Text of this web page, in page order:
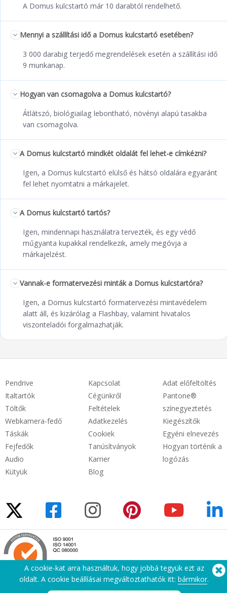
A Domus kulcstartó már 10 darabtól rendelhető.
Mennyi a szállítási idő a Domus kulcstartó esetében?
3 000 darabig terjedő megrendelések esetén a szállítási idő
9 munkanap.
Hogyan van csomagolva a Domus kulcstartó?
Átlátszó, biológiailag lebontható, növényi alapú tasakba
van csomagolva.
A Domus kulcstartó mindkét oldalát fel lehet-e címkézni?
Igen, a Domus kulcstartó elülső és hátsó oldalára egyaránt
fel lehet nyomtatni a márkajelet.
A Domus kulcstartó tartós?
Igen, mindennapi használatra tervezték, és egy védő
műgyanta kupakkal rendelkezik, amely megóvja a
márkajelzést.
Vannak-e formatervezési minták a Domus kulcstartóra?
Igen, a Domus kulcstartó formatervezési mintavédelem
alatt áll, és kizárólag a Flashbay, valamint hivatalos
viszonteladói forgalmazhatják.
Pendrive
Italtartók
Töltők
Webkamera-fedő
Táskák
Fejfedők
Audio
Kütyük
Kapcsolat
Cégünkről
Feltételek
Adatkezelés
Cookiek
Tanúsítványok
Karrier
Blog
Adat előfeltöltés
Pantone®
színegyeztetés
Kiegészítők
Egyéni elnevezés
Hogyan történik a
logózás
A cookie-kat arra használtuk, hogy jobbá tegyük ezt az
oldalt. A cookie beállíásai megváltoztathatók itt: bármikor.